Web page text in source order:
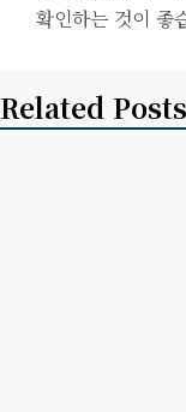
확인하는 것이 좋
Related